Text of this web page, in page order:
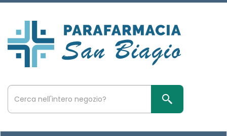
Passa
principale
San
Biagio
Cerca
Prodotto
Cerca Prodotto